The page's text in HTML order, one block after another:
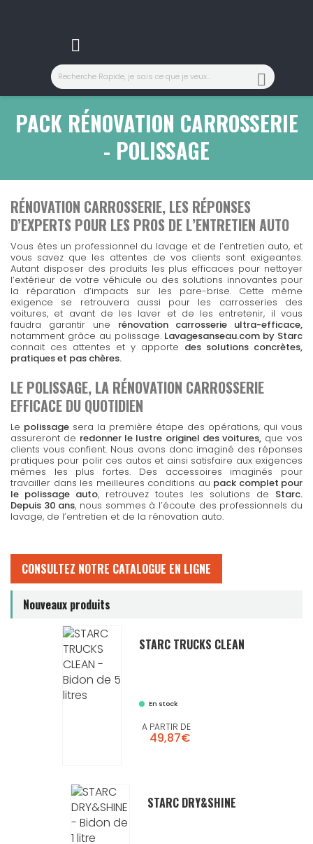


PACK RÉNOVATION CARROSSERIE
- POLISSAGE
RÉNOVATION CARROSSERIE, LES RÉPONSES
D’EXPERTS POUR LES PROS DE L’ENTRETIEN AUTO
Vous êtes un professionnel du lavage et de l’entretien auto, et
vous savez que les attentes de vos clients sont exigeantes.
Autant disposer des produits les plus efficaces pour nettoyer
l’extérieur de votre véhicule ou des solutions innovantes pour
la réparation d’impacts sur les pare-brise.Cette même
exigence se retrouvera aussi pour les carrosseries des
voitures, et avant de les laver et de les entretenir, il vous
faudra garantir une rénovation carrosserie ultra-efficace,
notamment grâce au polissage. Lavagesanseau.com by Starc
connait ces attentes et y apporte des solutions concrètes,
pratiques et pas chères.
LE POLISSAGE, LA RÉNOVATION CARROSSERIE
EFFICACE DU QUOTIDIEN
Le polissage sera la première étape des opérations, qui vous
assureront de redonner le lustre originel des voitures,que vos
clients vous confient. Nous avons donc imaginé des réponses
pratiques pour polir ces autos et ainsi satisfaire aux exigences
mêmes les plus fortes. Des accessoires imaginés pour
travailler dans les meilleures conditions au pack complet pour
le polissage auto, retrouvez toutes les solutions de Starc.
Depuis 30 ans, nous sommes à l’écoute des professionnels du
lavage, de l’entretien et de la rénovation auto.
CONSULTEZ NOTRE CATALOGUE EN LIGNE
Nouveaux produits
STARC TRUCKS CLEAN
En stock
A PARTIR DE
49,87€
STARC DRY&SHINE
garantissent une
adapté à vos besoins.
Nous sommes à votre écoute pour vous aider à chaque étape
SERVICE CLIENT
informations
Nos clients nous recommandent pour notre
ACCÈS COMPTE